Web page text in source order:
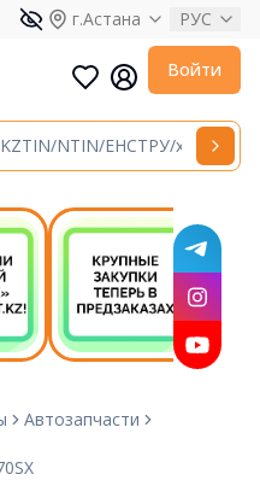
г.Астана РУС
Войти
Автозапчасти